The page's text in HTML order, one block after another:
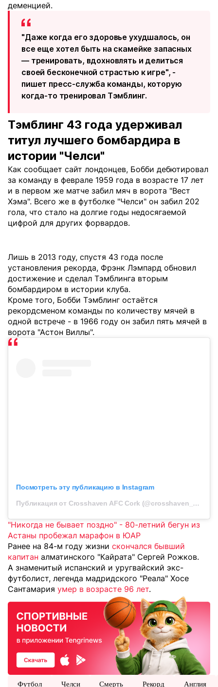
деменцией.
"Даже когда его здоровье ухудшалось, он
все еще хотел быть на скамейке запасных
— тренировать, вдохновлять и делиться
своей бесконечной страстью к игре", -
пишет пресс-служба команды, которую
когда-то тренировал Тэмблинг.
Тэмблинг 43 года удерживал
титул лучшего бомбардира в
истории "Челси"
Как сообщает сайт лондонцев, Бобби дебютировал
за команду в феврале 1959 года в возрасте 17 лет
и в первом же матче забил мяч в ворота "Вест
Хэма". Всего же в футболке "Челси" он забил 202
гола, что стало на долгие годы недосягаемой
цифрой для других форвардов.
Лишь в 2013 году, спустя 43 года после
установления рекорда, Фрэнк Лэмпард обновил
достижение и сделал Тэмблинга вторым
бомбардиром в истории клуба.
Кроме того, Бобби Тэмблинг остаётся
рекордсменом команды по количеству мячей в
одной встрече - в 1966 году он забил пять мячей в
ворота "Астон Виллы".
Посмотреть эту публикацию в Instagram
Публикация от Crosshaven AFC Cork (@crosshaven_afc_official)
"Никогда не бывает поздно" - 80-летний бегун из
Астаны пробежал марафон в ЮАР
Ранее на 84-м году жизни скончался бывший
капитан алматинского "Кайрата" Сергей Рожков.
А знаменитый испанский и уругвайский экс-
футболист, легенда мадридского "Реала" Хосе
Сантамария умер в возрасте 96 лет.
Футбол Челси Смерть Рекорд Англия